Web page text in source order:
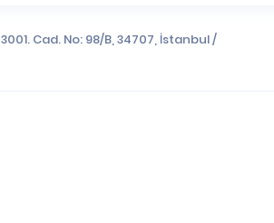
3001. Cad. No: 98/B, 34707, İstanbul/